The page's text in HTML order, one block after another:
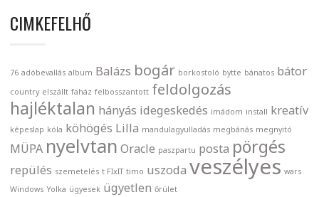
CIMKEFELHŐ
76 adóbevallás album Balázs bogár borkostoló bytte bánatos bátor
country elszállt faház felbosszantott feldolgozás
hajléktalan hányás idegeskedés imádom install kreatív
képeslap kóla köhögés Lilla mandulagyulladás megbánás megnyitó
MÜPA nyelvtan Oracle paszpartu posta pörgés
repülés szemetelés t FIxIT timo uszoda veszélyes wars
Windows Yolka ügyesek ügyetlen őrület